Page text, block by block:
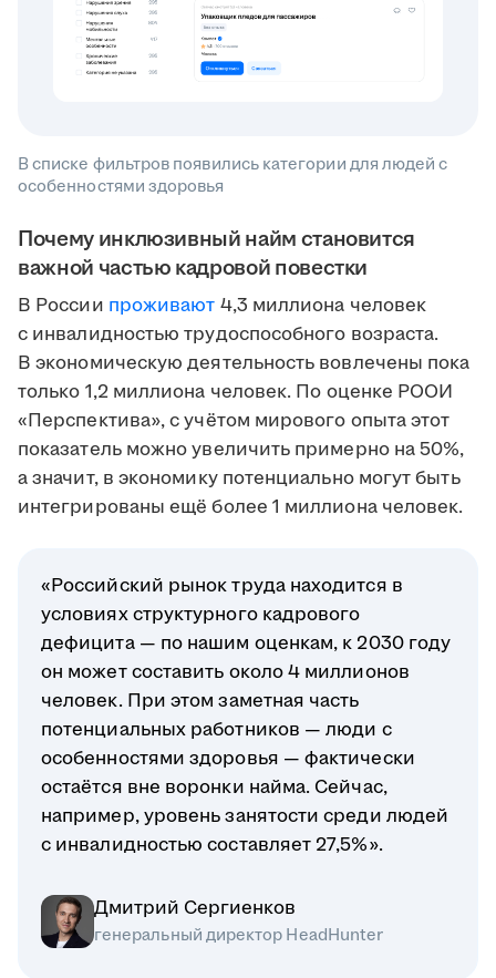
В списке фильтров появились категории для людей с
особенностями здоровья
Почему инклюзивный найм становится
важной частью кадровой повестки
В России проживают 4,3 миллиона человек
с инвалидностью трудоспособного возраста.
В экономическую деятельность вовлечены пока
только 1,2 миллиона человек. По оценке РООИ
«Перспектива», с учётом мирового опыта этот
показатель можно увеличить примерно на 50%,
а значит, в экономику потенциально могут быть
интегрированы ещё более 1 миллиона человек.
«Российский рынок труда находится в
условиях структурного кадрового
дефицита — по нашим оценкам, к 2030 году
он может составить около 4 миллионов
человек. При этом заметная часть
потенциальных работников — люди с
особенностями здоровья — фактически
остаётся вне воронки найма. Сейчас,
например, уровень занятости среди людей
с инвалидностью составляет 27,5%».
Дмитрий Сергиенков
генеральный директор HeadHunter